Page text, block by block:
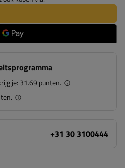
je: 31.69 punten.
+31 30 3100444